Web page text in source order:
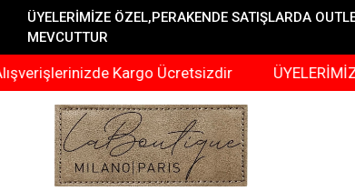
ÜYELERİMİZE ÖZEL,PERAKENDE SATIŞLARDA
MEVCUTTUR
Kargo Ücretsizdir ÜYELERİMİZE